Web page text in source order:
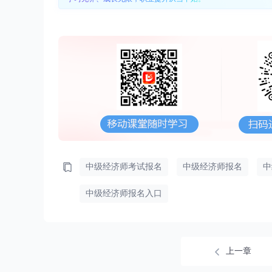
中级经济师考试报名 中级经济师报名
中级经济师报名入口
上一章